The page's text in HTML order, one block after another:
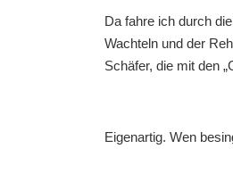
Da fahre ich durch
Wachteln und der
Schäfer, die mit den
Eigenartig. Wen